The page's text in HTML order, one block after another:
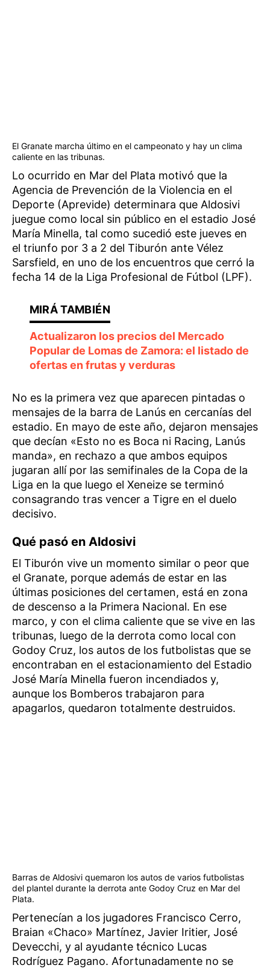
El Granate marcha último en el campeonato y hay un clima
caliente en las tribunas.
Lo ocurrido en Mar del Plata motivó que la
Agencia de Prevención de la Violencia en el
Deporte (Aprevide) determinara que Aldosivi
juegue como local sin público en el estadio José
María Minella, tal como sucedió este jueves en
el triunfo por 3 a 2 del Tiburón ante Vélez
Sarsfield, en uno de los encuentros que cerró la
fecha 14 de la Liga Profesional de Fútbol (LPF).
Actualizaron los precios del Mercado
Popular de Lomas de Zamora: el listado de
ofertas en frutas y verduras
No es la primera vez que aparecen pintadas o
mensajes de la barra de Lanús en cercanías del
estadio. En mayo de este año, dejaron mensajes
que decían «Esto no es Boca ni Racing, Lanús
manda», en rechazo a que ambos equipos
jugaran allí por las semifinales de la Copa de la
Liga en la que luego el Xeneize se terminó
consagrando tras vencer a Tigre en el duelo
decisivo.
Qué pasó en Aldosivi
El Tiburón vive un momento similar o peor que
el Granate, porque además de estar en las
últimas posiciones del certamen, está en zona
de descenso a la Primera Nacional. En ese
marco, y con el clima caliente que se vive en las
tribunas, luego de la derrota como local con
Godoy Cruz, los autos de los futbolistas que se
encontraban en el estacionamiento del Estadio
José María Minella fueron incendiados y,
aunque los Bomberos trabajaron para
apagarlos, quedaron totalmente destruidos.
Barras de Aldosivi quemaron los autos de varios futbolistas
del plantel durante la derrota ante Godoy Cruz en Mar del
Plata.
Pertenecían a los jugadores Francisco Cerro,
Braian «Chaco» Martínez, Javier Iritier, José
Devecchi, y al ayudante técnico Lucas
Rodríguez Pagano. Afortunadamente no se